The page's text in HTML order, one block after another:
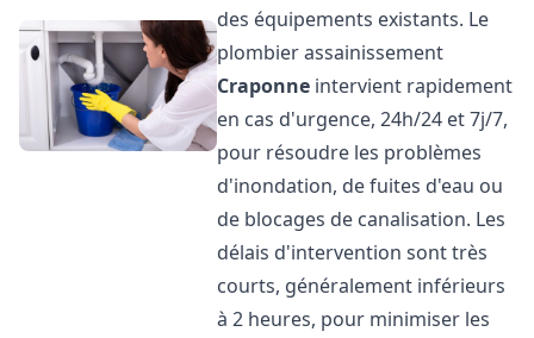
des équipements existants. Le
plombier assainissement
Craponne intervient rapidement
en cas d'urgence, 24h/24 et 7j/7,
pour résoudre les problèmes
d'inondation, de fuites d'eau ou
de blocages de canalisation. Les
délais d'intervention sont très
courts, généralement inférieurs
à 2 heures, pour minimiser les